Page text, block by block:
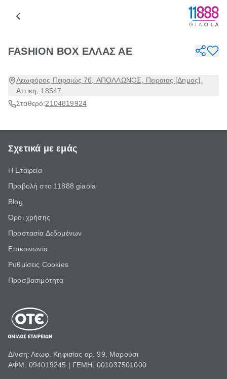
FASHION BOX ΕΛΛΑΣ ΑΕ
Λεωφόρος Πειραιώς 76, ΑΠΟΛΛΩΝΟΣ, Πειραιας [Δημος],
Αττικη, 18547
Σταθερό:2104819924
Σχετικά με εμάς
Η Εταιρεία
Προβολή στο 11888 giaola
Blog
Όροι χρήσης
Προστασία Δεδομένων
Επικοινωνία
Ρυθμίσεις Cookies
Προσβασιμότητα
Δ/νση: Λεωφ. Κηφισίας αρ. 99, Μαρούσι
ΑΦΜ: 094019245 | ΓΕΜΗ: 001037501000